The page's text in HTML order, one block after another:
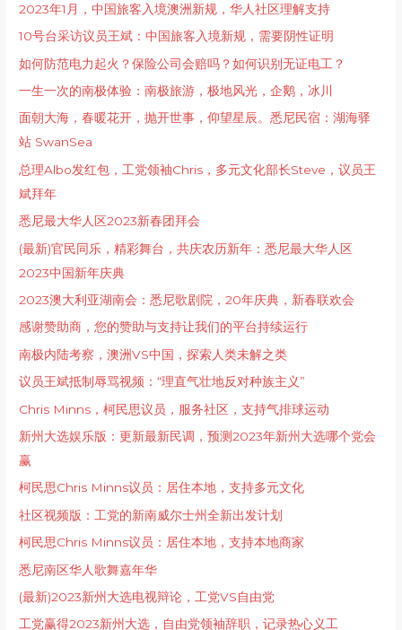
2023年1月，中国旅客入境澳洲新规，华人社区理解支持
10号台采访议员王斌：中国旅客入境新规，需要阴性证明
如何防范电力起火？保险公司会赔吗？如何识别无证电工？
一生一次的南极体验：南极旅游，极地风光，企鹅，冰川
面朝大海，春暖花开，抛开世事，仰望星辰。悉尼民宿：湖海驿
站 SwanSea
总理Albo发红包，工党领袖Chris，多元文化部长Steve，议员王
斌拜年
悉尼最大华人区2023新春团拜会
(最新)官民同乐，精彩舞台，共庆农历新年：悉尼最大华人区
2023中国新年庆典
2023澳大利亚湖南会：悉尼歌剧院，20年庆典，新春联欢会
感谢赞助商，您的赞助与支持让我们的平台持续运行
南极内陆考察，澳洲VS中国，探索人类未解之类
议员王斌抵制辱骂视频：“理直气壮地反对种族主义”
Chris Minns，柯民思议员，服务社区，支持气排球运动
新州大选娱乐版：更新最新民调，预测2023年新州大选哪个党会
赢
柯民思Chris Minns议员：居住本地，支持多元文化
社区视频版：工党的新南威尔士州全新出发计划
柯民思Chris Minns议员：居住本地，支持本地商家
悉尼南区华人歌舞嘉年华
(最新)2023新州大选电视辩论，工党VS自由党
工党赢得2023新州大选，自由党领袖辞职，记录热心义工